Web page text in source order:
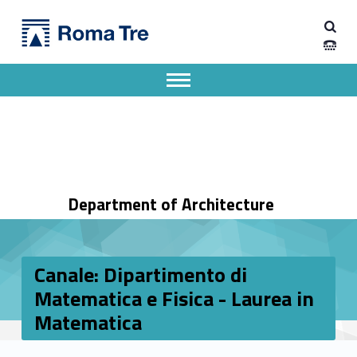
Canale: Dipartimento di Matematica e Fisica - Laurea in Matematica - Dipartimento di Architettura
Department of Architecture
Apri il menu secondario
Header info sidebar
Canale: Dipartimento di
Matematica e Fisica - Laurea in
Matematica